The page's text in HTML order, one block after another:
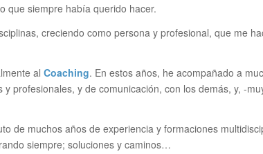
que siempre había querido hacer.
creciendo como persona y profesional, que me
al Coaching. En estos años, he acompañado a
profesionales, y de comunicación, con los demás, y, -
de muchos años de experiencia y formaciones
siempre; soluciones y caminos…